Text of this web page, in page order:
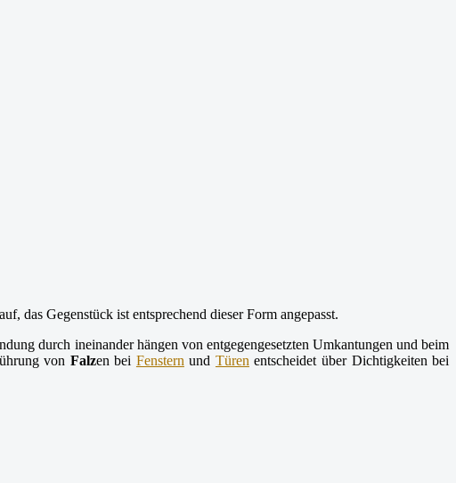
das Gegenstück ist entsprechend dieser Form angepasst.
durch ineinander hängen von entgegengesetzten Umkantungen und beim
von Falzen bei Fenstern und Türen entscheidet über Dichtigkeiten bei